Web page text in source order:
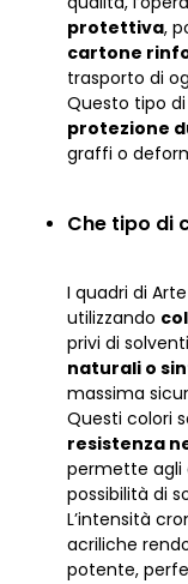
protettiva,
cartone
trasporto di
Questo tipo
protezione
graffi o
Che tipo di
I quadri di
utilizzando
privi di
naturali o
massima
Questi colori
resistenza
permette agli
possibilità di
L’intensità
acriliche
potente,